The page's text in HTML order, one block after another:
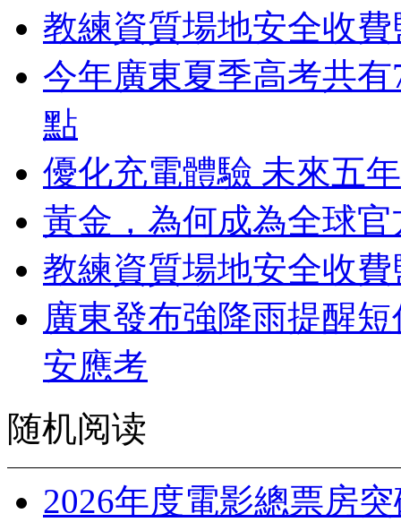
教練資質場地安全收
今年廣東夏季高考共
點
優化充電體驗 未來五
黃金，為何成為全球
教練資質場地安全收
廣東發布強降雨提醒
安應考
随机阅读
2026年度電影總票房